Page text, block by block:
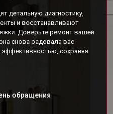
детальную диагностику,
и восстанавливают
Доверьте ремонт вашей
снова радовала вас
эффективностью, сохраняя
обращения